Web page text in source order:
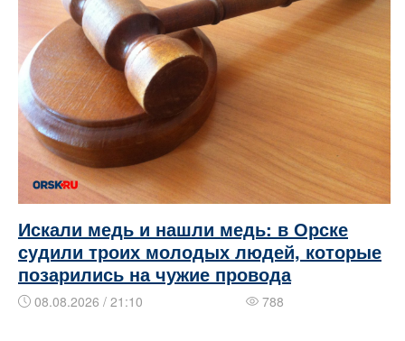
Искали медь и нашли медь: в Орске
судили троих молодых людей, которые
позарились на чужие провода
08.08.2026 / 21:10 788